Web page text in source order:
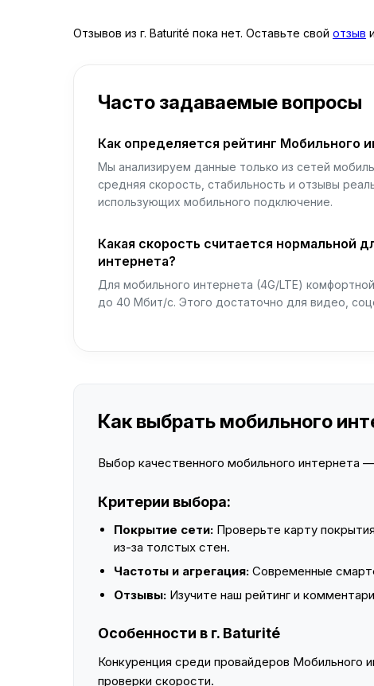
Отзывов из г. Baturité пока нет. Оставьте свой отзыв
Часто задаваемые вопросы
Как определяется рейтинг Мобильного
Мы анализируем данные только из сетей
средняя скорость, стабильность и отзывы
использующих мобильного подключение.
Какая скорость считается нормальной
интернета?
Для мобильного интернета (4G/LTE)
до 40 Мбит/с. Этого достаточно для видео,
Как выбрать мобильного
Выбор качественного мобильного интернета
Критерии выбора:
Покрытие сети: Проверьте карту
из-за толстых стен.
Частоты и агрегация: Современные
Отзывы: Изучите наш рейтинг и
Особенности в г. Baturité
Конкуренция среди провайдеров Мобильного
проверки скорости.